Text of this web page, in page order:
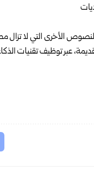
الأخرى التي لا تزال
عبر توظيف تقنيات